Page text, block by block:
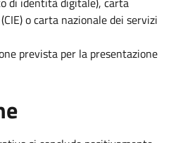
o carta nazionale dei servizi
prevista per la presentazione